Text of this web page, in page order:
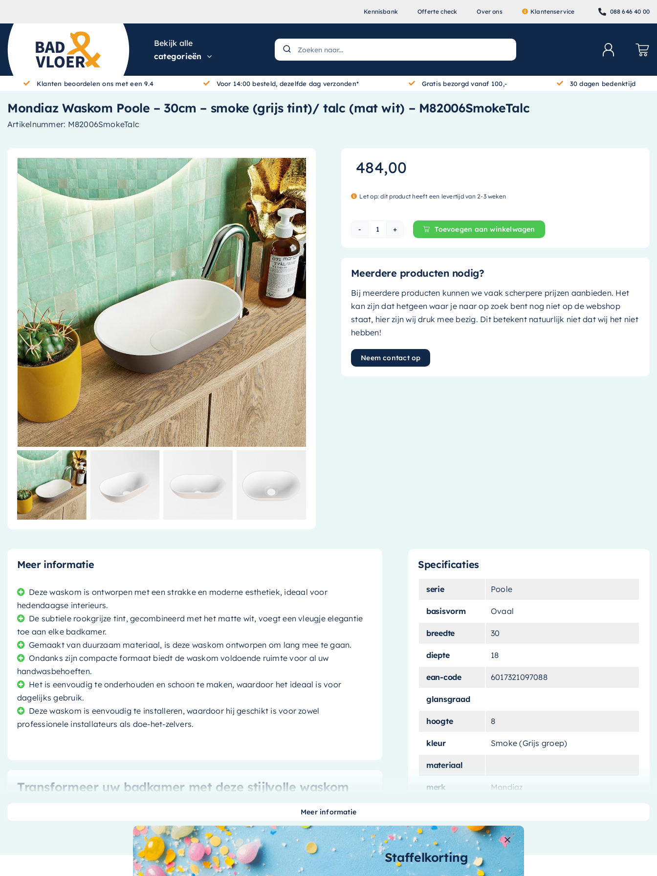
Kennisbank Offerte check Over ons Klantenservice 088 646 40 00
Bekijk alle
categorieën
Klanten beoordelen ons met een 9.4 Voor 14:00 besteld, dezelfde dag verzonden* Gratis bezorgd vanaf 100,- 30 dagen bedenktijd
Mondiaz Waskom Poole – 30cm – smoke (grijs tint)/ talc (mat wit) – M82006SmokeTalc
Artikelnummer: M82006SmokeTalc
484,00
Let op: dit product heeft een levertijd van 2-3 weken
Mondiaz Waskom Poole - 30cm - smoke (grijs tint)/ talc (mat wit) -
Toevoegen aan winkelwagen
Meerdere producten nodig?
Bij meerdere producten kunnen we vaak scherpere prijzen aanbieden. Het
kan zijn dat hetgeen waar je naar op zoek bent nog niet op de webshop
staat, hier zijn wij druk mee bezig. Dit betekent natuurlijk niet dat wij het niet
hebben!
Neem contact op
Meer informatie
Deze waskom is ontworpen met een strakke en moderne esthetiek, ideaal voor
hedendaagse interieurs.
De subtiele rookgrijze tint, gecombineerd met het matte wit, voegt een vleugje elegantie
toe aan elke badkamer.
Gemaakt van duurzaam materiaal, is deze waskom ontworpen om lang mee te gaan.
Ondanks zijn compacte formaat biedt de waskom voldoende ruimte voor al uw
handwasbehoeften.
Het is eenvoudig te onderhouden en schoon te maken, waardoor het ideaal is voor
dagelijks gebruik.
Deze waskom is eenvoudig te installeren, waardoor hij geschikt is voor zowel
professionele installateurs als doe-het-zelvers.
Transformeer uw badkamer met deze stijlvolle waskom
. Met zijn subtiele rookgrijze tint,
gecombineerd met mat wit, voegt deze wastafel een vleugje verfijning toe aan elke ruimte.
maakt het een geweldige keuze voor kleinere badkamers of
gastentoiletten, zonder in te leveren op functionaliteit.
Specificaties
serie Poole
basisvorm Ovaal
breedte 30
diepte 18
ean-code 6017321097088
glansgraad
hoogte 8
kleur Smoke (Grijs groep)
materiaal
merk Mondiaz
met-overloop
met-
afvoerplug
Meer informatie
Staffelkorting